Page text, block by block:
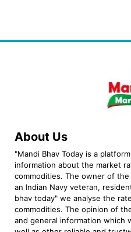
About Us
"Mandi Bhav Today is a
information about the market
commodities. The owner of
an Indian Navy veteran,
bhav today" we analyse the
commodities. The opinion of
and general information which